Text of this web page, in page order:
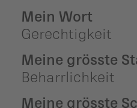
Mein Wort
Gerechtigkeit
Meine grösste
Beharrlichkeit
Meine grösste